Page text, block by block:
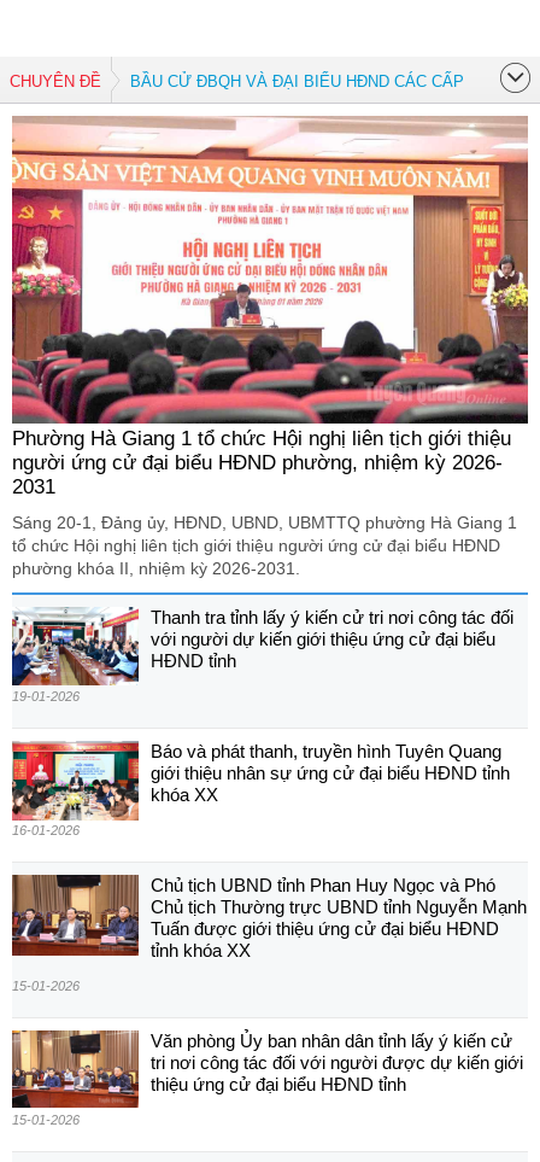
CHUYÊN ĐỀ BẦU CỬ ĐBQH VÀ ĐẠI BIỂU HĐND CÁC CẤP
Phường Hà Giang 1 tổ chức Hội nghị liên tịch giới thiệu
người ứng cử đại biểu HĐND phường, nhiệm kỳ 2026-
2031
Sáng 20-1, Đảng ủy, HĐND, UBND, UBMTTQ phường Hà Giang 1
tổ chức Hội nghị liên tịch giới thiệu người ứng cử đại biểu HĐND
phường khóa II, nhiệm kỳ 2026-2031.
Thanh tra tỉnh lấy ý kiến cử tri nơi công tác đối
với người dự kiến giới thiệu ứng cử đại biểu
HĐND tỉnh
19-01-2026
Báo và phát thanh, truyền hình Tuyên Quang
giới thiệu nhân sự ứng cử đại biểu HĐND tỉnh
khóa XX
16-01-2026
Chủ tịch UBND tỉnh Phan Huy Ngọc và Phó
Chủ tịch Thường trực UBND tỉnh Nguyễn Mạnh
Tuấn được giới thiệu ứng cử đại biểu HĐND
tỉnh khóa XX
15-01-2026
Văn phòng Ủy ban nhân dân tỉnh lấy ý kiến cử
tri nơi công tác đối với người được dự kiến giới
thiệu ứng cử đại biểu HĐND tỉnh
15-01-2026